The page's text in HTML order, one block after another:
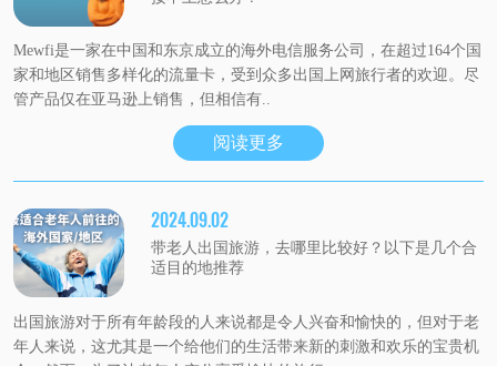
Mewfi是一家在中国和东京成立的海外电信服务公司，在超过164个国
家和地区销售多样化的流量卡，受到众多出国上网旅行者的欢迎。尽
管产品仅在亚马逊上销售，但相信有..
阅读更多
2024.09.02
带老人出国旅游，去哪里比较好？以下是几个合
适目的地推荐
出国旅游对于所有年龄段的人来说都是令人兴奋和愉快的，但对于老
年人来说，这尤其是一个给他们的生活带来新的刺激和欢乐的宝贵机